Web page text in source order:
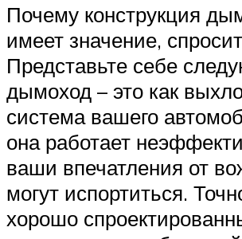
Почему конструкция
имеет значение,
Представьте себе
дымоход – это как
система вашего
она работает
ваши впечатления от
могут испортиться.
хорошо